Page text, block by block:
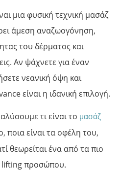
μια φυσική τεχνική μασάζ
άμεση αναζωογόνηση,
του δέρματος και
Αν ψάχνετε για έναν
νεανική όψη και
είναι η ιδανική επιλογή.
τι είναι το μασάζ
ποια είναι τα οφέλη του,
θεωρείται ένα από τα πιο
lifting προσώπου.